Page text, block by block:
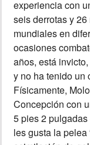
experiencia con
seis derrotas y
mundiales en
ocasiones
años, está
y no ha tenido un
Físicamente,
Concepción con
5 pies 2
les gusta la pelea